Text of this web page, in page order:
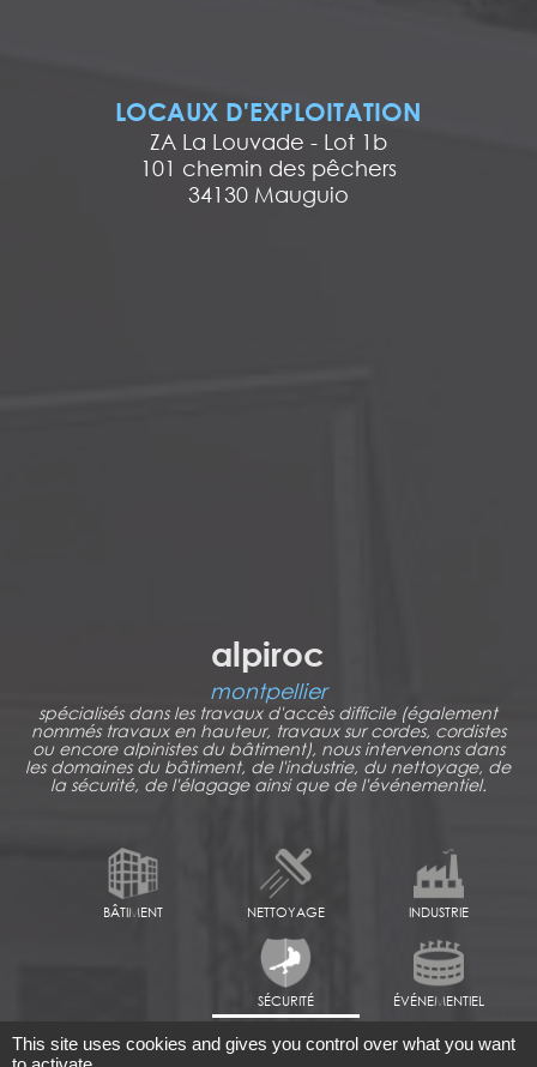
LOCAUX D'EXPLOITATION
ZA La Louvade - Lot 1b
101 chemin des pêchers
34130 Mauguio
alpiroc
montpellier
spécialisés dans les travaux d'accès difficile (également
nommés travaux en hauteur, travaux sur cordes, cordistes
ou encore alpinistes du bâtiment), nous intervenons dans
les domaines du bâtiment, de l'industrie, du nettoyage, de
la sécurité, de l'élagage ainsi que de l'événementiel.
BÂTIMENT NETTOYAGE INDUSTRIE
SÉCURITÉ ÉVÉNEMENTIEL
This site uses cookies and gives you control over what you want